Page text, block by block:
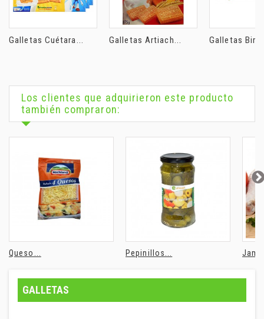
Galletas Cuétara... Galletas Artiach... Galletas
Los clientes que adquirieron este producto
también compraron:
Queso... Pepinillos...
GALLETAS